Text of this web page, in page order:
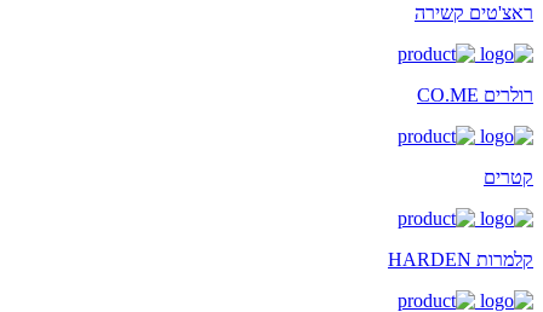
ראצ'טים קשירה
רולרים CO.ME
קטרים
קלמרות HARDEN